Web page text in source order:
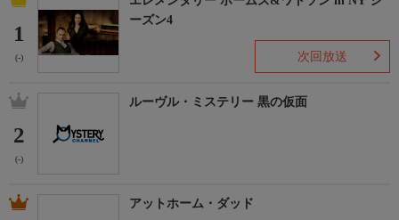
1
(-)
ーズン4
次回放送
2
(-)
ルーヴル・ミステリー 黒の仮面
アットホーム・ダッド